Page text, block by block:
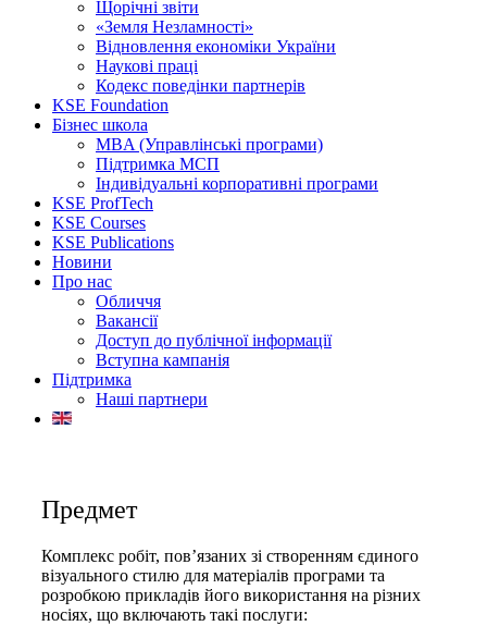
Щорічні звіти
«Земля Незламності»
Відновлення економіки України
Наукові праці
Кодекс поведінки партнерів
KSE Foundation
Бізнес школа
MBA (Управлінські програми)
Підтримка МСП
Індивідуальні корпоративні програми
KSE ProfTech
KSE Courses
KSE Publications
Новини
Про нас
Обличчя
Вакансії
Доступ до публічної інформації
Вступна кампанія
Підтримка
Наші партнери
Предмет
Комплекс робіт, пов’язаних зі створенням єдиного
візуального стилю для матеріалів програми та
розробкою прикладів його використання на різних
носіях, що включають такі послуги: